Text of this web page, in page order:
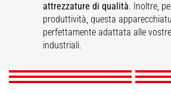
attrezzature di qualità. Inoltre,
produttività, questa
perfettamente adattata alle
industriali.
Pinze a profilo sottile
per pneumatici
Cestello per lavori
minerari sotterranei
SCOPRI
Pinze per cilindri
SCOPRI